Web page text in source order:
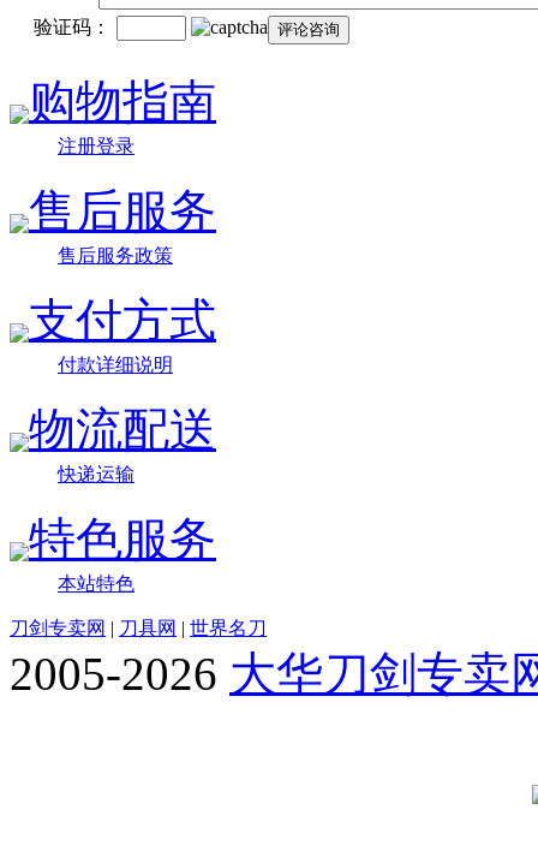
验证码：
购物指南
注册登录
售后服务
售后服务政策
支付方式
付款详细说明
物流配送
快递运输
特色服务
本站特色
刀剑专卖网 | 刀具网 | 世界名刀
2005-2026 大华刀剑专卖